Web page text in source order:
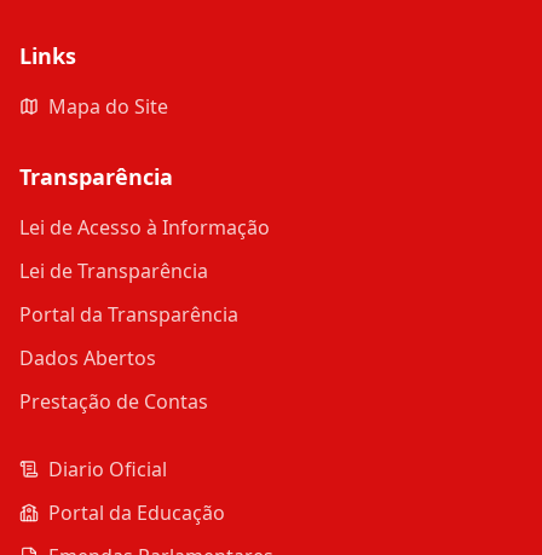
Links
Mapa do Site
Transparência
Lei de Acesso à Informação
Lei de Transparência
Portal da Transparência
Dados Abertos
Prestação de Contas
Diario Oficial
Portal da Educação